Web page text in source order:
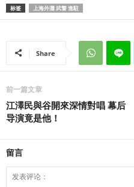
标签 上海外灘 武警 進駐
Share
前一篇文章
江澤民與谷開來深情對唱 幕后
导演竟是他！
留言